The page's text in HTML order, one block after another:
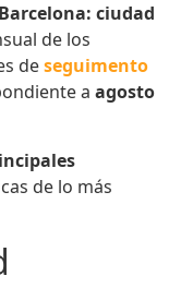
ciudad
de los
deseguimento
aagosto
de lo más